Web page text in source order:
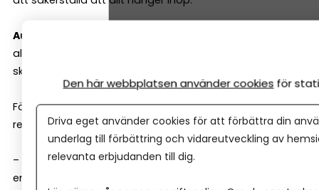
Automatiska kontroller minskar risken för fel
allt är klart kan handlingarna signeras med BankID och
skickas in digitalt.
För företag med revisor finns även stöd för
revisionsberättelse.
– Vår ambition har alltid varit att göra det komplicerade
enkelt. För oss handlar det om att lösa
Den här webbplatsen använder cookies för
Driva eget använder cookies för att förbättra din
underlag till förbättring och vidareutveckling av
relevanta erbjudanden till dig.